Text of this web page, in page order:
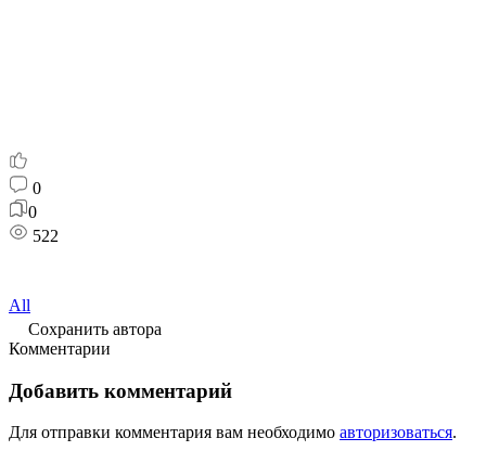
0
0
522
All
Сохранить автора
Комментарии
Добавить комментарий
Для отправки комментария вам необходимо авторизоваться.